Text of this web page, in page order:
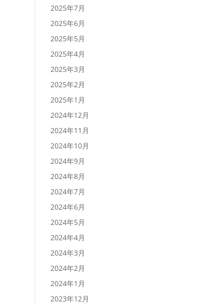
2025年7月
2025年6月
2025年5月
2025年4月
2025年3月
2025年2月
2025年1月
2024年12月
2024年11月
2024年10月
2024年9月
2024年8月
2024年7月
2024年6月
2024年5月
2024年4月
2024年3月
2024年2月
2024年1月
2023年12月